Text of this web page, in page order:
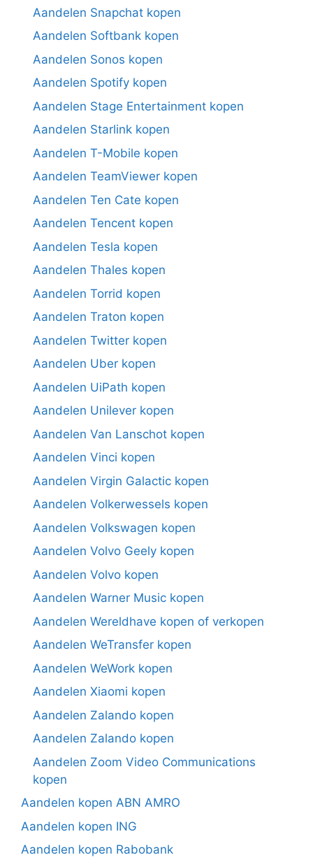
Aandelen Snapchat kopen
Aandelen Softbank kopen
Aandelen Sonos kopen
Aandelen Spotify kopen
Aandelen Stage Entertainment kopen
Aandelen Starlink kopen
Aandelen T-Mobile kopen
Aandelen TeamViewer kopen
Aandelen Ten Cate kopen
Aandelen Tencent kopen
Aandelen Tesla kopen
Aandelen Thales kopen
Aandelen Torrid kopen
Aandelen Traton kopen
Aandelen Twitter kopen
Aandelen Uber kopen
Aandelen UiPath kopen
Aandelen Unilever kopen
Aandelen Van Lanschot kopen
Aandelen Vinci kopen
Aandelen Virgin Galactic kopen
Aandelen Volkerwessels kopen
Aandelen Volkswagen kopen
Aandelen Volvo Geely kopen
Aandelen Volvo kopen
Aandelen Warner Music kopen
Aandelen Wereldhave kopen of verkopen
Aandelen WeTransfer kopen
Aandelen WeWork kopen
Aandelen Xiaomi kopen
Aandelen Zalando kopen
Aandelen Zalando kopen
Aandelen Zoom Video Communications
kopen
Aandelen kopen ABN AMRO
Aandelen kopen ING
Aandelen kopen Rabobank